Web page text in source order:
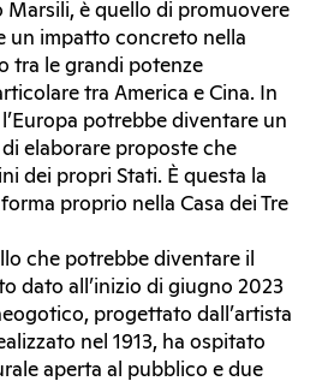
Marsili, è quello di promuovere
un impatto concreto nella
tra le grandi potenze
tra America e Cina. In
potrebbe diventare un
elaborare proposte che
dei propri Stati. È questa la
proprio nella Casa dei Tre
che potrebbe diventare il
dato all’inizio di giugno 2023
progettato dall’artista
nel 1913, ha ospitato
aperta al pubblico e due